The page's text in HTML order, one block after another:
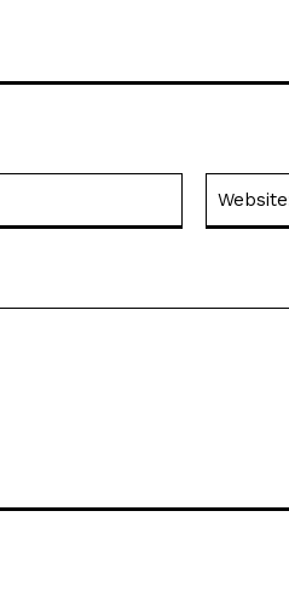
Posta:*